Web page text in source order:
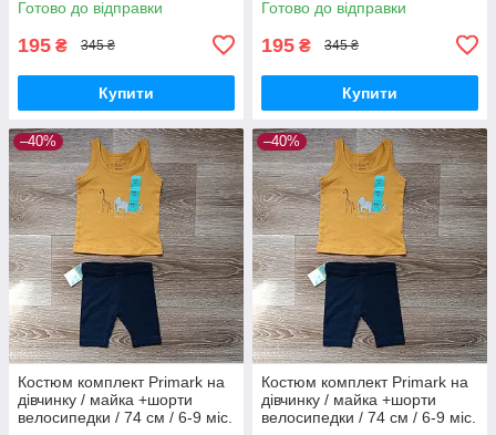
Готово до відправки
195 ₴ 345 ₴
Купити
Готово до відправки
195 ₴ 345 ₴
Купити
–40%
Костюм комплект Primark на
дівчинку / майка +шорти
велосипедки / 74 см / 6-9 міс.
–40%
Костюм комплект Primark на
дівчинку / майка +шорти
велосипедки / 74 см / 6-9 міс.